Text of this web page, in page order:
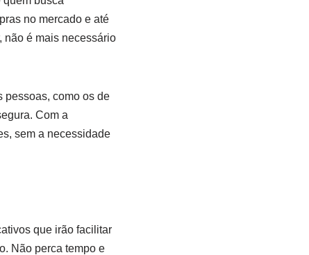
no mercado⁢ e até
não é‌ mais necessário
pessoas, como os de
Com a
sem a necessidade
que irão facilitar
Não perca tempo e